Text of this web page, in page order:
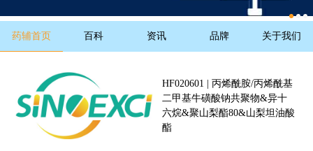
药辅首页 百科 资讯 品牌 关于我们
HF020601 | 丙烯酰胺/丙烯酰基
二甲基牛磺酸钠共聚物&异十
六烷&聚山梨酯80&山梨坦油酸
酯